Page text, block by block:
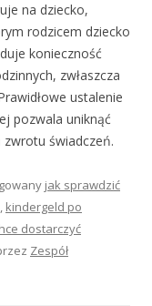
na dziecko,
rodzicem dziecko
konieczność
zwłaszcza
ustalenie
pozwala uniknąć
świadczeń.
jak sprawdzić
, kindergeld po
dostarczyć
Zespół